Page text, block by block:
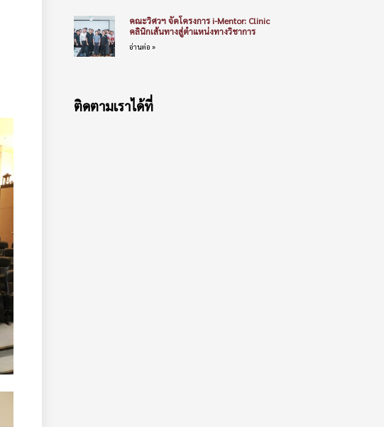
คณะวิศวฯ จัดโครงการ i-Mentor: Clinic
คลินิกเส้นทางสู่ตำแหน่งทางวิชาการ
อ่านต่อ »
ติดตามเราได้ที่